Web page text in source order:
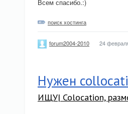
Всем спасибо.:)
поиск хостинга
forum2004-2010 24
Нужен
ИЩУ| Colocation,